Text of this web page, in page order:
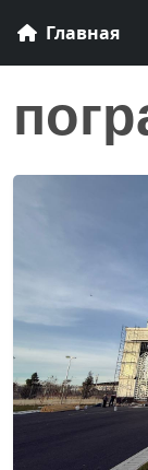
Главная